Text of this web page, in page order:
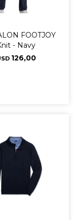
FOOTJOY
- Navy
126,00